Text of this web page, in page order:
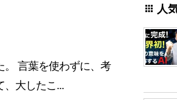
。 言葉を使わずに、考
、大したこ...
apps 人